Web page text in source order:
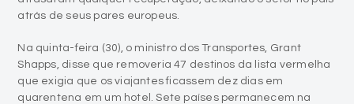
atrás de seus pares europeus.
Na quinta-feira (30), o ministro dos Transportes, Grant
Shapps, disse que removeria 47 destinos da lista vermelha
que exigia que os viajantes ficassem dez dias em
quarentena em um hotel. Sete países permanecem na